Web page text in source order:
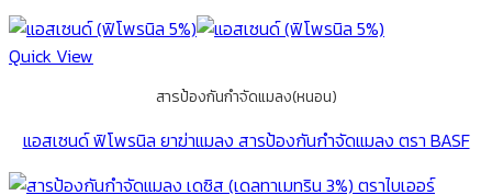
Quick View
สารป้องกันกำจัดแมลง(หนอน)
แอสเซนด์ ฟิโพรนิล ยาฆ่าแมลง สารป้องกันกำจัดแมลง ตรา BASF